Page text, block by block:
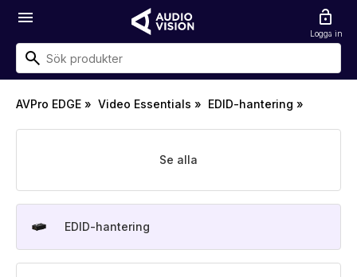
menu lock_open
Logga in
AVPro EDGE » Video Essentials » EDID-hantering »
Se alla
EDID-hantering